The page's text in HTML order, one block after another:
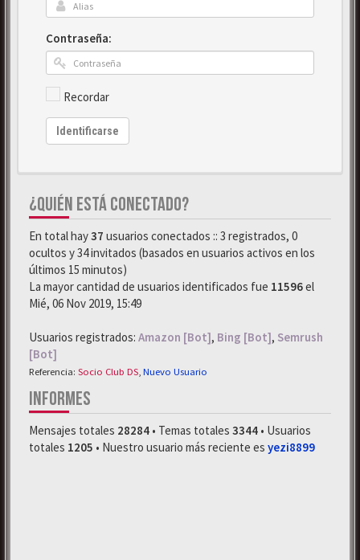
Contraseña:
Recordar
Identificarse
¿QUIÉN ESTÁ CONECTADO?
En total hay37 usuarios conectados :: 3 registrados, 0
ocultos y 34 invitados (basados en usuarios activos en los
últimos 15 minutos)
La mayor cantidad de usuarios identificados fue 11596el
Mié, 06 Nov 2019, 15:49
Usuarios registrados: Amazon [Bot], Bing [Bot], Semrush
[Bot]
Referencia: Socio Club DS Nuevo Usuario
INFORMES
Mensajes totales 28284 • Temas totales 3344 • Usuarios
totales 1205 • Nuestro usuario más reciente es yezi8899